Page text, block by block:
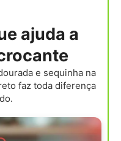
ajuda a
faz toda diferença